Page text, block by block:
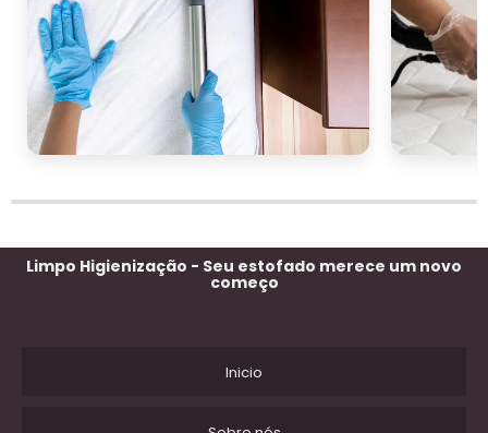
Limpo Higienização - Seu estofado merece um novo
começo
Inicio